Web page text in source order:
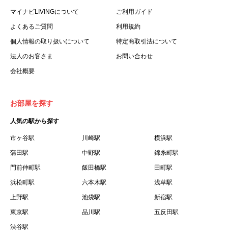
３.「本サイト」とは、当社が運営する本サービスに関する
ます。
５.「会員」とは、第２章第１条に基づき会員登録が完了し
た個人を意味します。
録した情報、本サービス利用中に当社が登録を求めた情報
った場合の当該情報を意味します。
７.「本会員制度」とは、会員による本サービスの利用の促
進を目的とした会員制度を意味します。
借契約書およびオプション注文書を意味します。
９.「契約期間開始日」とは、定期建物賃貸借契約（以下
「賃貸借契約」と言います）の開始日のことで、利用者の
賃借権が発生する日を意味します。
マイナビLIVINGについて ご利用ガイド
よくあるご質問 利用規約
個人情報の取り扱いについて 特定商取引法について
法人のお客さま お問い合わせ
会社概要
お部屋を探す
人気の駅から探す
市ヶ谷駅 川崎駅 横浜駅
蒲田駅 中野駅 錦糸町駅
門前仲町駅 飯田橋駅 田町駅
浜松町駅 六本木駅 浅草駅
上野駅 池袋駅 新宿駅
東京駅 品川駅 五反田駅
渋谷駅